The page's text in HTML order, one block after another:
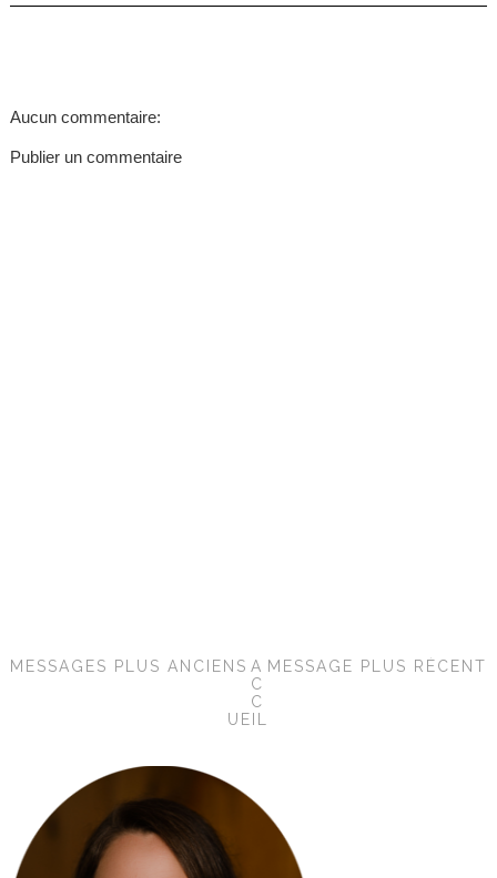
Aucun commentaire:
Publier un commentaire
MESSAGE PLUS RÉCENT
MESSAGES PLUS ANCIENS A
C
C
UEIL